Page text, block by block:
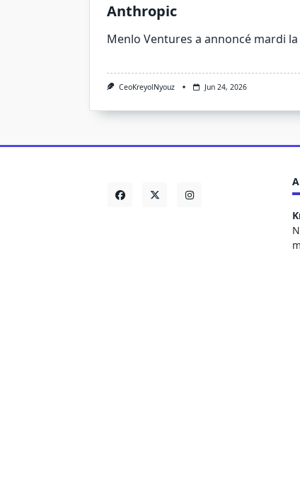
Anthropic
Menlo Ventures a annoncé mardi la
CeoKreyolNyouz Jun 24, 2026